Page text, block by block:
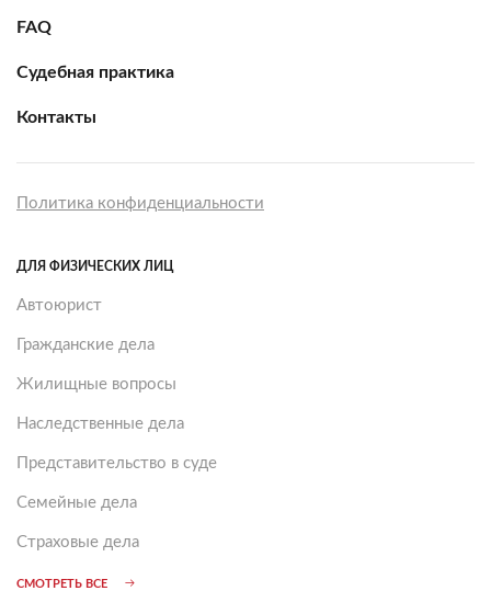
FAQ
Судебная практика
Контакты
Политика конфиденциальности
ДЛЯ ФИЗИЧЕСКИХ ЛИЦ
Автоюрист
Гражданские дела
Жилищные вопросы
Наследственные дела
Представительство в суде
Семейные дела
Страховые дела
СМОТРЕТЬ ВСЕ